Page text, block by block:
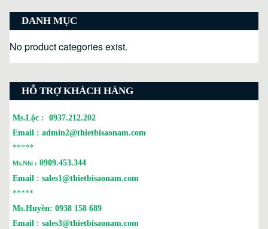
DANH MỤC
No product categories exist.
HỖ TRỢ KHÁCH HÀNG
Ms.Lộc : 0937.212.202
Email : admin2@thietbisaonam.com
*****
Ms.Nhi : 0909.453.344
Email : sales1@thietbisaonam.com
*****
Ms.Huyền: 0938 158 689
Email : sales3@thietbisaonam.com